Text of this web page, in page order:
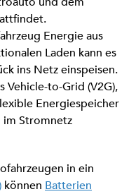
Energie aus
Laden kann es
ins Netz einspeisen.
Vehicle-to-Grid (V2G),
Energiespeicher
im Stromnetz
in ein
können Batterien